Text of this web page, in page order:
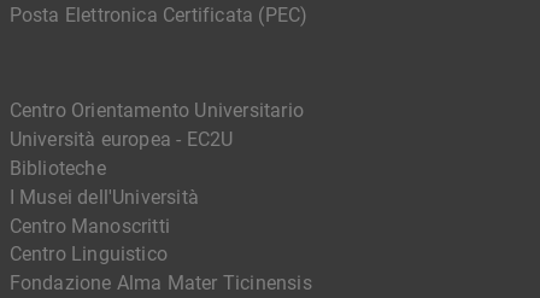
Centro Orientamento Universitario
Università europea - EC2U
Biblioteche
I Musei dell'Università
Centro Manoscritti
Centro Linguistico
Fondazione Alma Mater Ticinensis
Posta Elettronica Certificata (PEC)